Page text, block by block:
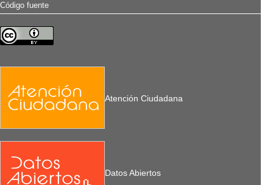
Código fuente
Atención Ciudadana
Datos Abiertos